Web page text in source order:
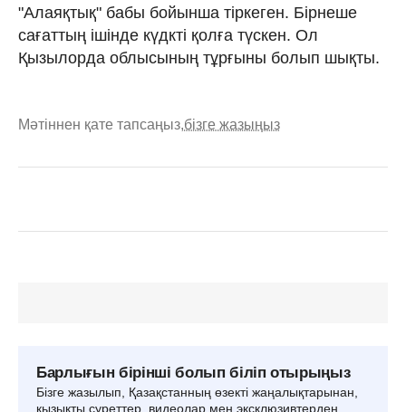
"Алаяқтық" бабы бойынша тіркеген. Бірнеше
сағаттың ішінде күдкті қолға түскен. Ол
Қызылорда облысының тұрғыны болып шықты.
Мәтіннен қате тапсаңыз,бізге жазыңыз
Барлығын бірінші болып біліп отырыңыз
Бізге жазылып, Қазақстанның өзекті жаңалықтарынан,
қызықты суреттер, видеолар мен эксклюзивтерден